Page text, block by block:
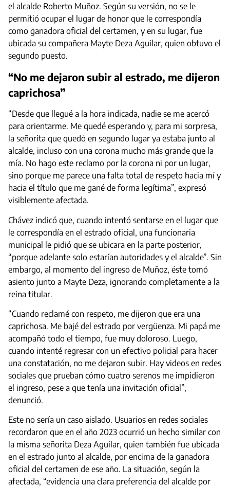
el alcalde Roberto Muñoz. Según su versión, no se le
permitió ocupar el lugar de honor que le correspondía
como ganadora oficial del certamen, y en su lugar, fue
ubicada su compañera Mayte Deza Aguilar, quien obtuvo el
segundo puesto.
“No me dejaron subir al estrado, me dijeron
caprichosa”
“Desde que llegué a la hora indicada, nadie se me acercó
para orientarme. Me quedé esperando y, para mi sorpresa,
la señorita que quedó en segundo lugar ya estaba junto al
alcalde, incluso con una corona mucho más grande que la
mía. No hago este reclamo por la corona ni por un lugar,
sino porque me parece una falta total de respeto hacia mí y
hacia el título que me gané de forma legítima”, expresó
visiblemente afectada.
Chávez indicó que, cuando intentó sentarse en el lugar que
le correspondía en el estrado oficial, una funcionaria
municipal le pidió que se ubicara en la parte posterior,
“porque adelante solo estarían autoridades y el alcalde”. Sin
embargo, al momento del ingreso de Muñoz, éste tomó
asiento junto a Mayte Deza, ignorando completamente a la
reina titular.
“Cuando reclamé con respeto, me dijeron que era una
caprichosa. Me bajé del estrado por vergüenza. Mi papá me
acompañó todo el tiempo, fue muy doloroso. Luego,
cuando intenté regresar con un efectivo policial para hacer
una constatación, no me dejaron subir. Hay videos en redes
sociales que prueban cómo cuatro serenos me impidieron
el ingreso, pese a que tenía una invitación oficial”,
denunció.
Este no sería un caso aislado. Usuarios en redes sociales
recordaron que en el año 2023 ocurrió un hecho similar con
la misma señorita Deza Aguilar, quien también fue ubicada
en el estrado junto al alcalde, por encima de la ganadora
oficial del certamen de ese año. La situación, según la
afectada, “evidencia una clara preferencia del alcalde por